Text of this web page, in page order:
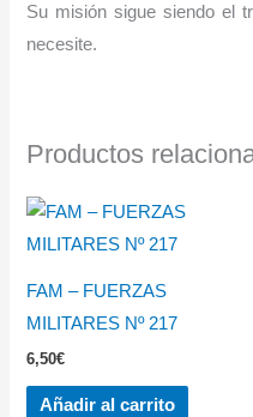
Su misión sigue siendo el
necesite.
Productos
FAM – FUERZAS
MILITARES Nº 217
6,50€
Añadir al carrito